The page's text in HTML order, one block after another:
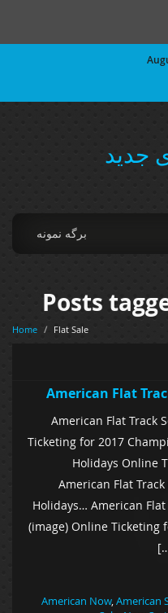
جدید
برگه نمونه
Posts
Home / Flat Sale
American Flat
American Flat
Ticketing for 2017
Holidays
American Flat
Holidays… American
(image) Online
American Now,